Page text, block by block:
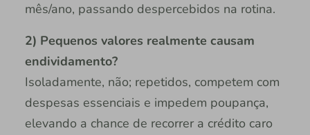
mês/ano, passando despercebidos na rotina.
2) Pequenos valores realmente causam
endividamento?
Isoladamente, não; repetidos, competem com
despesas essenciais e impedem poupança,
elevando a chance de recorrer a crédito caro